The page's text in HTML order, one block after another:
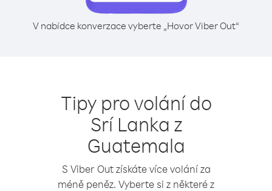
V nabídce konverzace vyberte „Hovor Viber Out“
Tipy pro volání do
Srí Lanka z
Guatemala
S Viber Out získáte více volání za
méně peněz. Vyberte si z některé z